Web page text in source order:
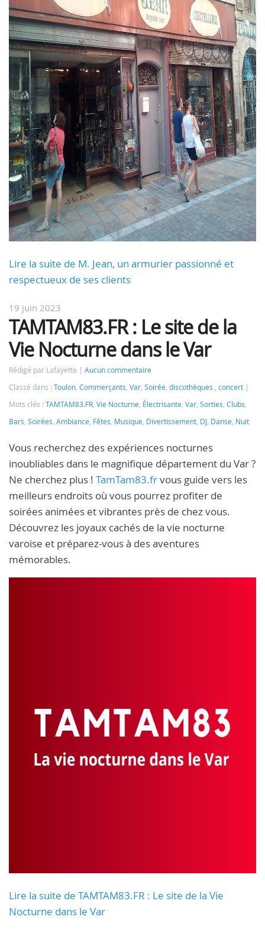
Lire la suite de M. Jean, un armurier passionné et
respectueux de ses clients
19 juin 2023
TAMTAM83.FR : Le site de la
Vie Nocturne dans le Var
Rédigé par Lafayette
Aucun commentaire
Classé dans : Toulon, Commerçants, Var, Soirée, discothèques , concert
Mots clés : TAMTAM83.FR, Vie Nocturne, Électrisante, Var, Sorties, Clubs,
Bars, Soirées, Ambiance, Fêtes, Musique, Divertissement, DJ, Danse, Nuit
Vous recherchez des expériences nocturnes
inoubliables dans le magnifique département du Var ?
Ne cherchez plus ! TamTam83.frvous guide vers les
meilleurs endroits où vous pourrez profiter de
soirées animées et vibrantes près de chez vous.
Découvrez les joyaux cachés de la vie nocturne
varoise et préparez-vous à des aventures
mémorables.
Lire la suite de TAMTAM83.FR : Le site de la Vie
Nocturne dans le Var